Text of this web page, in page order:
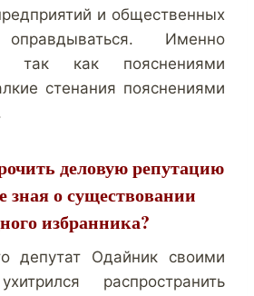
и общественных
оправдываться. Именно
так как пояснениями
стенания пояснениями
деловую репутацию
зная о существовании
избранника?
депутат Одайник своими
распространить